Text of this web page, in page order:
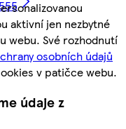
aktivní jen nezbytné
webu. Své rozhodnutí
osobních údajů
v patičce webu.
údaje z